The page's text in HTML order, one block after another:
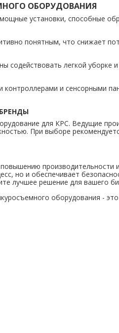
ОБОРУДОВАНИЯ
установки, способные
понятным, что снижает
содействовать легкой уборке
и сенсорными
для КРС. Ведущие
При выборе
производительности
но и обеспечивает
лучшее решение для вашего
оборудования - это